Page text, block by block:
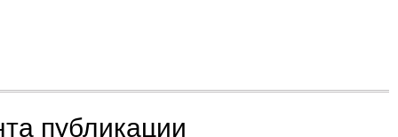
публикации